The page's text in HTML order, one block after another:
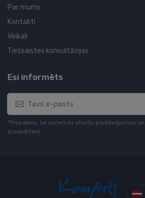
Par mums
Kontakti
Veikali
Tiešsaistes konsultācijas
Esi informēts
*Piesakies, lai saņemtu atlaižu piedāvājumus
produktiem